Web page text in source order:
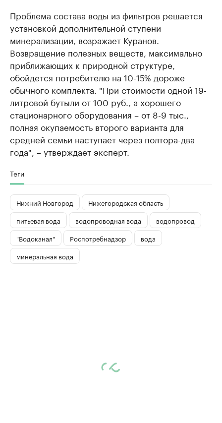
Проблема состава воды из фильтров решается
установкой дополнительной ступени
минерализации, возражает Куранов.
Возвращение полезных веществ, максимально
приближающих к природной структуре,
обойдется потребителю на 10-15% дороже
обычного комплекта. "При стоимости одной 19-
литровой бутыли от 100 руб., а хорошего
стационарного оборудования – от 8-9 тыс.,
полная окупаемость второго варианта для
средней семьи наступает через полтора-два
года", – утверждает эксперт.
Теги
Нижний Новгород
Нижегородская область
питьевая вода
водопроводная вода
водопровод
"Водоканал"
Роспотребнадзор
вода
минеральная вода